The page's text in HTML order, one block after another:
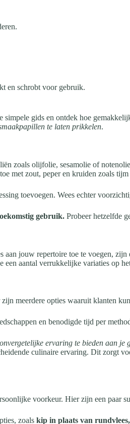
en schrobt voor gebruik.
gids en ontdek hoe
te laten prikkelen.
zoals olijfolie, sesamolie of
met zout, peper en kruiden zoals
toevoegen. Wees echter
gebruik. Probeer hetzelfde
aan jouw repertoire toe te voegen,
aantal verrukkelijke variaties op
meerdere opties waaruit klanten
en benodigde tijd per
ervaring te bieden aan je
culinaire ervaring. Dit zorgt
voorkeur. Hier zijn een paar
zoals kip in plaats van rundvlees,